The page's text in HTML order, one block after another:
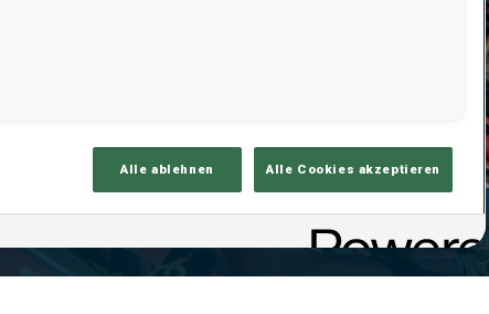
Ski-Zeit Schieß-Zeit
Alle ablehnen Alle Cookies akzeptieren